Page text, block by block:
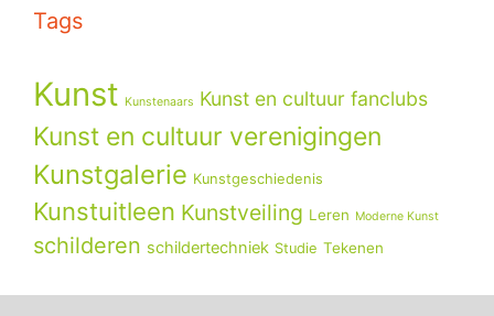
Tags
Kunst Kunstenaars Kunst en cultuur fanclubs
Kunst en cultuur verenigingen
Kunstgalerie Kunstgeschiedenis
Kunstuitleen Kunstveiling Leren Moderne Kunst
schilderen schildertechniek Studie Tekenen